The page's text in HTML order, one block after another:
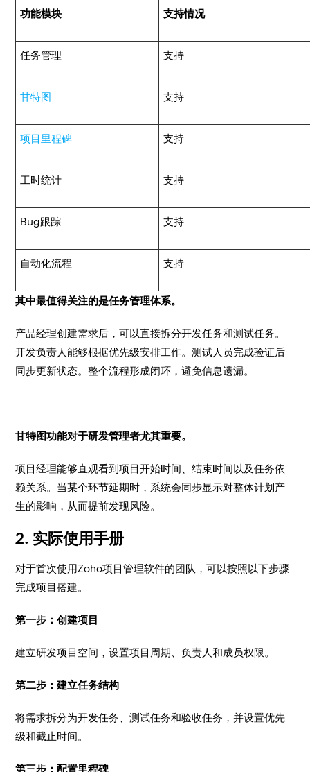
功能模块 支持情况
任务管理 支持
甘特图 支持
项目里程碑 支持
工时统计 支持
Bug跟踪 支持
自动化流程 支持
其中最值得关注的是任务管理体系。
产品经理创建需求后，可以直接拆分开发任务和测试任务。
开发负责人能够根据优先级安排工作。测试人员完成验证后
同步更新状态。整个流程形成闭环，避免信息遗漏。
甘特图功能对于研发管理者尤其重要。
项目经理能够直观看到项目开始时间、结束时间以及任务依
赖关系。当某个环节延期时，系统会同步显示对整体计划产
生的影响，从而提前发现风险。
2. 实际使用手册
对于首次使用Zoho项目管理软件的团队，可以按照以下步骤
完成项目搭建。
第一步：创建项目
建立研发项目空间，设置项目周期、负责人和成员权限。
第二步：建立任务结构
将需求拆分为开发任务、测试任务和验收任务，并设置优先
级和截止时间。
第三步：配置里程碑